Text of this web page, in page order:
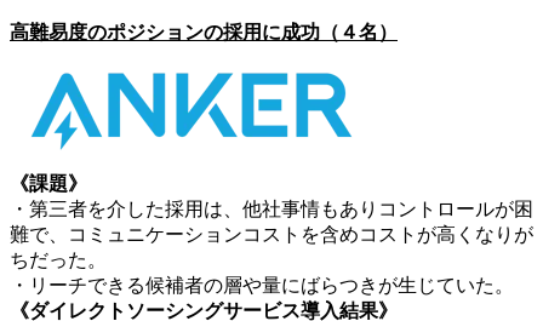
高難易度のポジションの採用に成功（４名）
《課題》
・第三者を介した採用は、他社事情もありコントロールが困
難で、コミュニケーションコストを含めコストが高くなりが
ちだった。
・リーチできる候補者の層や量にばらつきが生じていた。
《ダイレクトソーシングサービス導入結果》